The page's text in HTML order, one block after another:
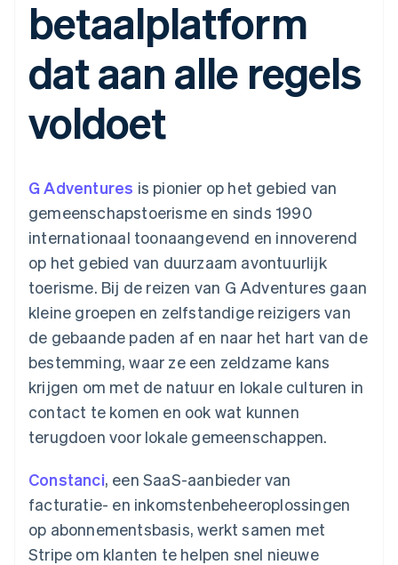
dan 125
Terminal
Authorization
Boost
acceptatie
Link
Connections
rekeningen
Gegevenssynchronisatie
Meer
Product roadmap
Ontdek wat er in het verschiet ligt
Radar
Fraudepreventie
Atlas
Oprichting van een start-up
Climate
Identity
Online identiteitsverificatie
Marktplaatsen
Geldbeheer
Platforms
Per branche
Creator economy
Gaming
Horeca, reizen en vrije
tijd
Verzekering
Media en entertainment
Non-profitorganisaties
Professionele
dienstverlening
Publieke sector
Detailhandel
Ecosysteem
Partners
Stripe App Marketplace
Facturatie naar gebruik
bieden
Betaalkaarten uitgeven
die door stablecoins
worden gedekt
Diensten voorzien en
beheren met agents
Bronnen
App-integraties
Voorbeelden van code
Developerblog
API-status
Bedrijf
Productroadmap
Jaarlijks congres
Sessions
Vacatures
Stripe Newsroom
Stripe Press
Contact
Neem contact op
Partner worden
betaalplatform
dat aan alle regels
voldoet
G Adventures is pionier op het gebied van
gemeenschapstoerisme en sinds 1990
internationaal toonaangevend en innoverend
op het gebied van duurzaam avontuurlijk
toerisme. Bij de reizen van G Adventures gaan
kleine groepen en zelfstandige reizigers van
de gebaande paden af en naar het hart van de
bestemming, waar ze een zeldzame kans
krijgen om met de natuur en lokale culturen in
contact te komen en ook wat kunnen
terugdoen voor lokale gemeenschappen.
Constanci, een SaaS-aanbieder van
facturatie- en inkomstenbeheeroplossingen
op abonnementsbasis, werkt samen met
Stripe om klanten te helpen snel nieuwe